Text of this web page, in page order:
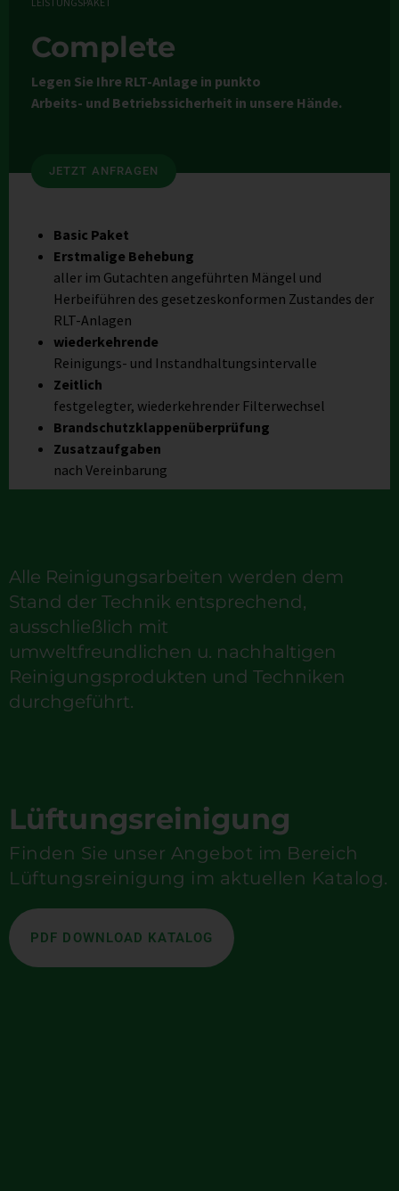
Complete
Legen Sie Ihre RLT-Anlage in punkto
Arbeits- und Betriebssicherheit in unsere Hände.
JETZT ANFRAGEN
Basic Paket
Erstmalige Behebung
aller im Gutachten angeführten Mängel und
Herbeiführen des gesetzeskonformen Zustandes der
RLT-Anlagen
wiederkehrende
Reinigungs- und Instandhaltungsintervalle
Zeitlich
festgelegter, wiederkehrender Filterwechsel
Brandschutzklappenüberprüfung
Zusatzaufgaben
nach Vereinbarung
Alle Reinigungsarbeiten werden dem
Stand der Technik entsprechend,
ausschließlich mit
umweltfreundlichen u. nachhaltigen
Reinigungsprodukten und Techniken
durchgeführt.
Lüftungs­reinigung
Finden Sie unser Angebot im Bereich
Lüftungsreinigung im aktuellen Katalog.
PDF DOWNLOAD KATALOG